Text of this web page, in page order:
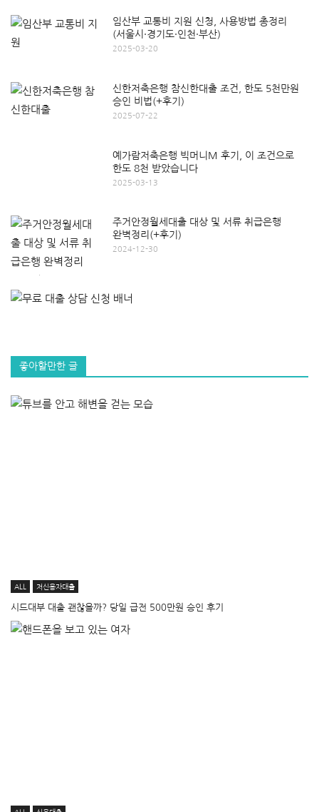
임산부 교통비 지원 신청, 사용방법 총정리
(서울시·경기도·인천·부산)
2025-03-20
신한저축은행 참신한대출 조건, 한도 5천만원
승인 비법(+후기)
2025-07-22
예가람저축은행 빅머니M 후기, 이 조건으로
한도 8천 받았습니다
2025-03-13
주거안정월세대출 대상 및 서류 취급은행
완벽정리(+후기)
2024-12-30
좋아할만한 글
ALL 저신용자대출
시드대부 대출 괜찮을까? 당일 급전 500만원 승인 후기